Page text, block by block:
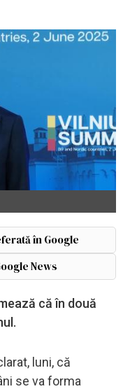
în Google
News
că în două
luni, că
se va forma